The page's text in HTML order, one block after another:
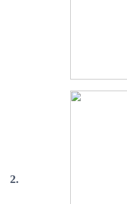
2.